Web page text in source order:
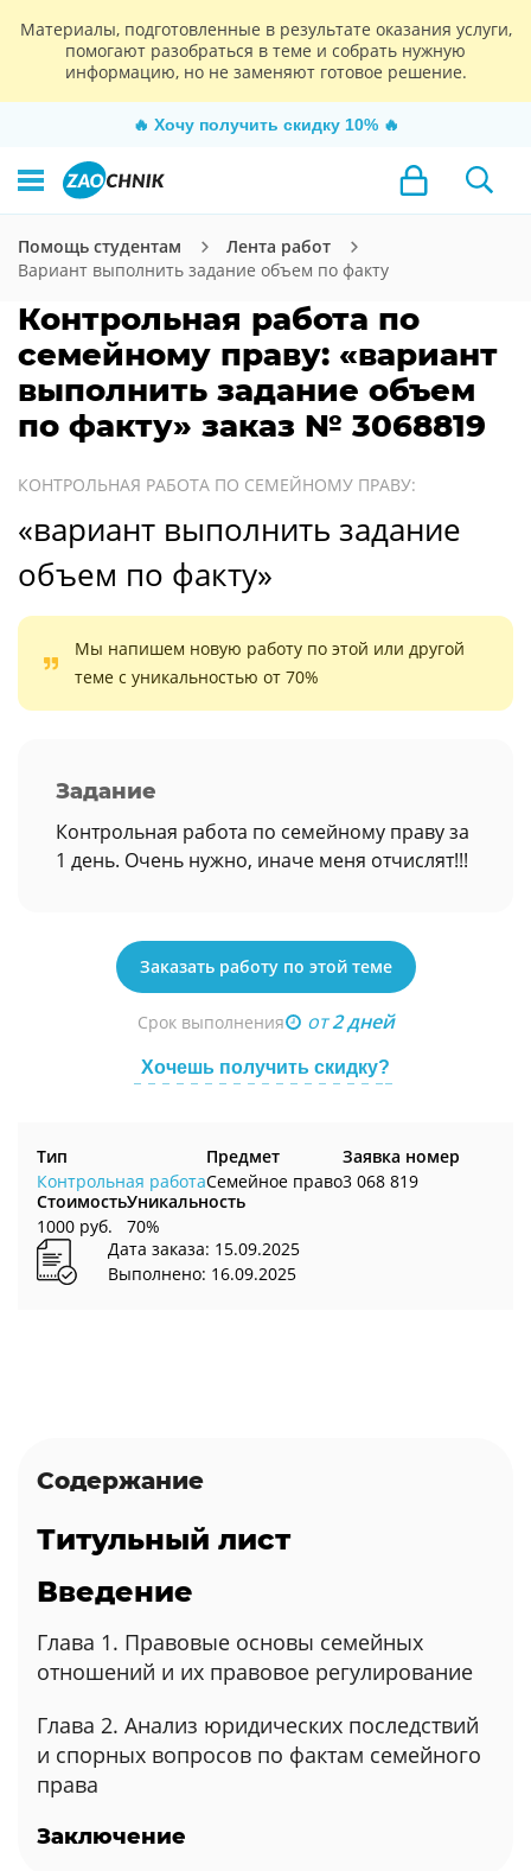
Материалы, подготовленные в результате оказания услуги,
помогают разобраться в теме и собрать нужную
информацию, но не заменяют готовое решение.
🔥 Хочу получить скидку 10% 🔥
Помощь студентам
Лента работ
Вариант выполнить задание объем по факту
Контрольная работа по
семейному праву: «вариант
выполнить задание объем
по факту» заказ № 3068819
КОНТРОЛЬНАЯ РАБОТА ПО СЕМЕЙНОМУ ПРАВУ:
«вариант выполнить задание
объем по факту»
Мы напишем новую работу по этой или другой
теме с уникальностью от 70%
Задание
Контрольная работа по семейному праву за
1 день. Очень нужно, иначе меня отчислят!!!
Заказать работу по этой теме
Срок выполнения от2 дней
Хочешь получить скидку?
Тип
Контрольная работа
Предмет
Семейное право
Заявка номер
3 068 819
Стоимость
1000 руб.
Уникальность
70%
Дата заказа: 15.09.2025
Выполнено: 16.09.2025
Содержание
Титульный лист
Введение
Глава 1. Правовые основы семейных
отношений и их правовое регулирование
Глава 2. Анализ юридических последствий
и спорных вопросов по фактам семейного
права
Заключение